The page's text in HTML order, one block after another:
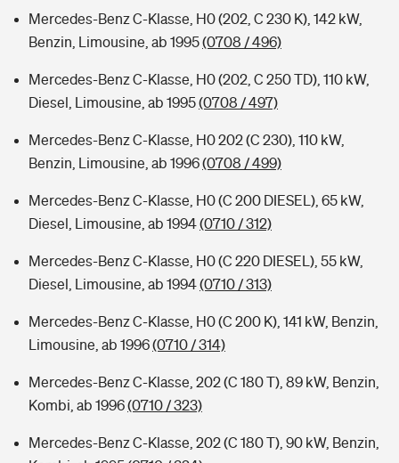
Mercedes-Benz C-Klasse, H0 (202, C 230 K), 142 kW,
Benzin, Limousine, ab 1995(0708 / 496)
Mercedes-Benz C-Klasse, H0 (202, C 250 TD), 110 kW,
Diesel, Limousine, ab 1995(0708 / 497)
Mercedes-Benz C-Klasse, H0 202 (C 230), 110 kW,
Benzin, Limousine, ab 1996(0708 / 499)
Mercedes-Benz C-Klasse, H0 (C 200 DIESEL), 65 kW,
Diesel, Limousine, ab 1994(0710 / 312)
Mercedes-Benz C-Klasse, H0 (C 220 DIESEL), 55 kW,
Diesel, Limousine, ab 1994(0710 / 313)
Mercedes-Benz C-Klasse, H0 (C 200 K), 141 kW, Benzin,
Limousine, ab 1996(0710 / 314)
Mercedes-Benz C-Klasse, 202 (C 180 T), 89 kW, Benzin,
Kombi, ab 1996(0710 / 323)
Mercedes-Benz C-Klasse, 202 (C 180 T), 90 kW, Benzin,